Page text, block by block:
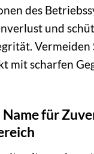
des
und
Vermeiden
mit scharfen
Name für